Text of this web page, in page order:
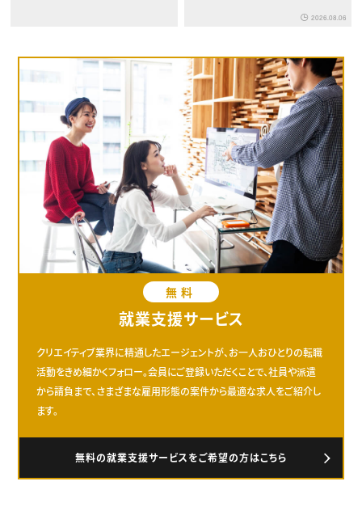
2026.08.06
無料
就業支援サービス
クリエイティブ業界に精通したエージェントが、お一人おひとりの転職
活動をきめ細かくフォロー。会員にご登録いただくことで、社員や派遣
から請負まで、さまざまな雇用形態の案件から最適な求人をご紹介し
ます。
無料の就業支援サービスをご希望の方はこちら